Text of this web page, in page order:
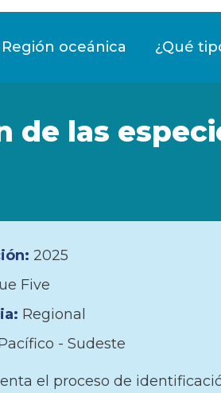
Región oceánica ¿Qué
de las
2025
Five
Regional
- Sudeste
el proceso de